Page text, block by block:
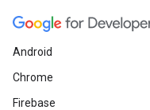
Android
Chrome
Firebase